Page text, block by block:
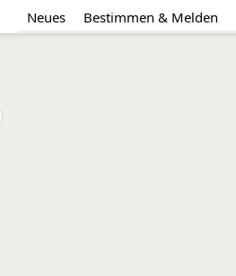
Neues Bestimmen & Melden